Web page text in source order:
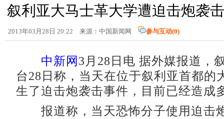
叙利亚大马士革大学遭迫击炮袭
2013年03月28日 20:22 来源： 中国新闻网 参与互动(0)
中新网 3月28日电 据外媒报道，
台28日称，当天在位于叙利亚首都的
生了迫击炮袭击事件，目前已经造成
报道称，当天恐怖分子使用迫击